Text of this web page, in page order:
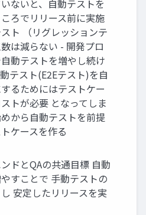
ないと、自動テストを
ろでリリース前に実施
ト （リグレッションテ
は減らない - 開発プロ
動テストを増やし続け
テスト(E2Eテスト)を自
るためにはテストケー
トが必要 となってしま
から自動テストを前提
ケースを作る
ドとQAの共通目標 自動
すことで 手動テストの
安定したリリースを実